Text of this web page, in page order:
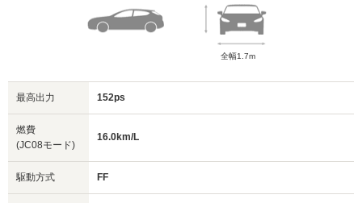
全幅1.7m
最高出力 152ps
燃費
(JC08モード)
16.0km/L
駆動方式 FF